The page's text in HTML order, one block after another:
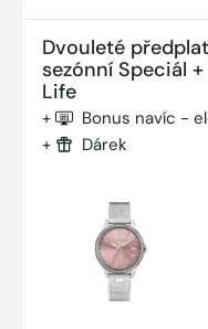
Dvouleté
sezónní Speciál
Life
+ Bonus navíc -
+ Dárek